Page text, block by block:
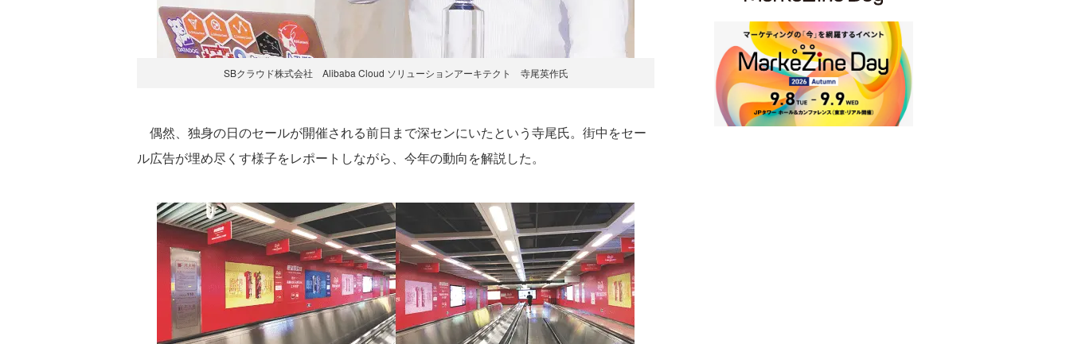
SBクラウド株式会社 Alibaba Cloud ソリューションアーキテクト 寺尾英作氏
偶然、独身の日のセールが開催される前日まで深センにいたという寺尾氏。街中をセー
ル広告が埋め尽くす様子をレポートしながら、今年の動向を解説した。